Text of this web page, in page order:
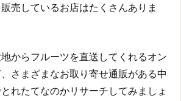
売しているお店はたくさんありま
からフルーツを直送してくれるオン
さまざまなお取り寄せ通販がある中
れたてなのかリサーチしてみましょ